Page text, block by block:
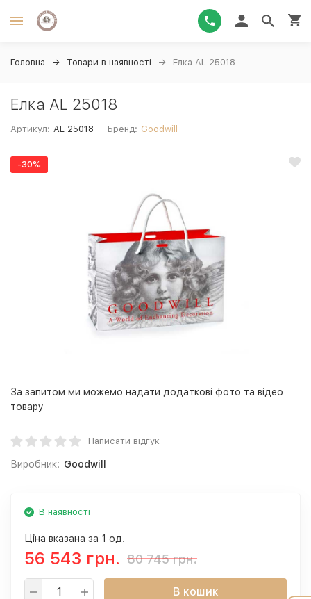
Головна Товари в наявності Елка AL 25018
Елка AL 25018
Артикул: AL 25018 Бренд: Goodwill
-30%
За запитом ми можемо надати додаткові фото та відео
товару
Написати відгук
Виробник: Goodwill
В наявності
Ціна вказана за 1 од.
56 543 грн. 80 745 грн.
В кошик